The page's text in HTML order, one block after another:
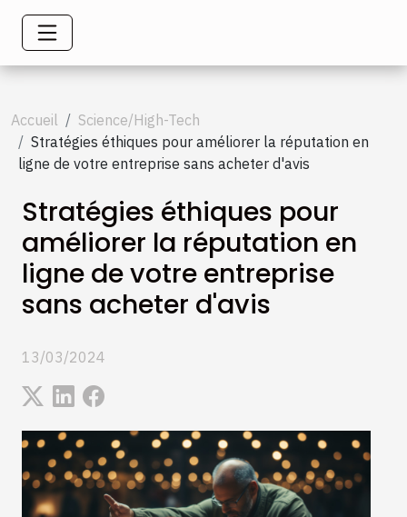
Accueil
Science/High-Tech
Stratégies éthiques pour améliorer la réputation en
ligne de votre entreprise sans acheter d'avis
Stratégies éthiques pour
améliorer la réputation en
ligne de votre entreprise
sans acheter d'avis
13/03/2024